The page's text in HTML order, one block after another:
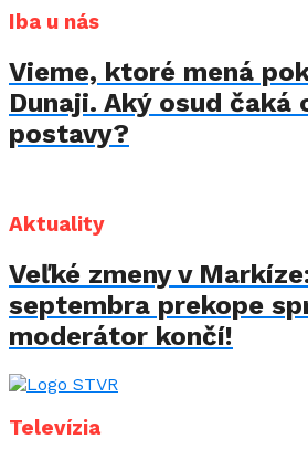
Iba u nás
Vieme, ktoré mená
Dunaji. Aký osud čaká
postavy?
Aktuality
Veľké zmeny v
septembra prekope
moderátor končí!
Televízia